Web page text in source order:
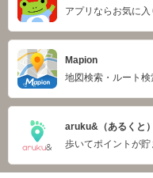
アプリならお気に入
Mapion
地図検索・ルート検
aruku&（あるくと）
歩いてポイントが貯